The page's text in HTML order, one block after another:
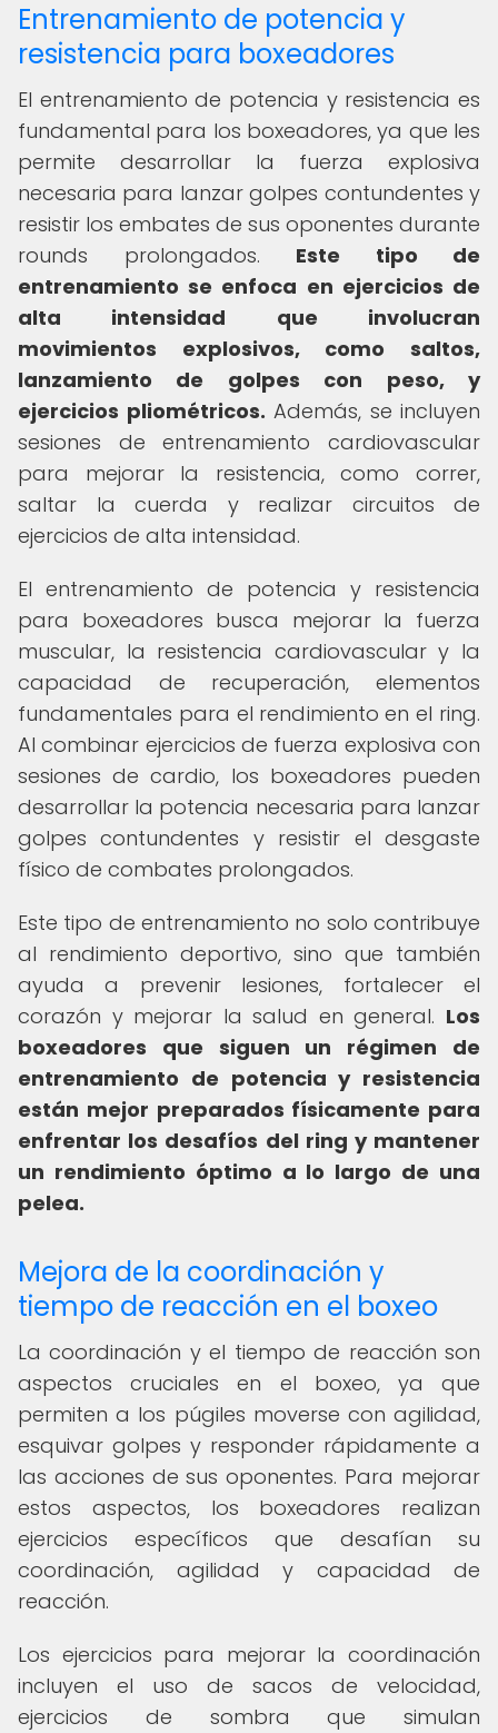
Entrenamiento de potencia y
resistencia para boxeadores
El entrenamiento de potencia y resistencia es
fundamental para los boxeadores, ya que les
permite desarrollar la fuerza explosiva
necesaria para lanzar golpes contundentes y
resistir los embates de sus oponentes durante
rounds prolongados. Este tipo de
entrenamiento se enfoca en ejercicios de
alta intensidad que involucran
movimientos explosivos, como saltos,
lanzamiento de golpes con peso, y
ejercicios pliométricos. Además, se incluyen
sesiones de entrenamiento cardiovascular
para mejorar la resistencia, como correr,
saltar la cuerda y realizar circuitos de
ejercicios de alta intensidad.
El entrenamiento de potencia y resistencia
para boxeadores busca mejorar la fuerza
muscular, la resistencia cardiovascular y la
capacidad de recuperación, elementos
fundamentales para el rendimiento en el ring.
Al combinar ejercicios de fuerza explosiva con
sesiones de cardio, los boxeadores pueden
desarrollar la potencia necesaria para lanzar
golpes contundentes y resistir el desgaste
físico de combates prolongados.
Este tipo de entrenamiento no solo contribuye
al rendimiento deportivo, sino que también
ayuda a prevenir lesiones, fortalecer el
corazón y mejorar la salud en general. Los
boxeadores que siguen un régimen de
entrenamiento de potencia y resistencia
están mejor preparados físicamente para
enfrentar los desafíos del ring y mantener
un rendimiento óptimo a lo largo de una
pelea.
Mejora de la coordinación y
tiempo de reacción en el boxeo
La coordinación y el tiempo de reacción son
aspectos cruciales en el boxeo, ya que
permiten a los púgiles moverse con agilidad,
esquivar golpes y responder rápidamente a
las acciones de sus oponentes. Para mejorar
estos aspectos, los boxeadores realizan
ejercicios específicos que desafían su
coordinación, agilidad y capacidad de
reacción.
Los ejercicios para mejorar la coordinación
incluyen el uso de sacos de velocidad,
ejercicios de sombra que simulan